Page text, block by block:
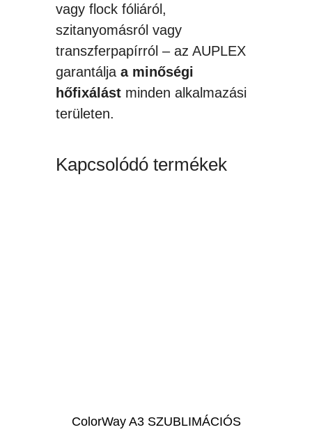
vagy flock fóliáról,
szitanyomásról vagy
transzferpapírról – az AUPLEX
garantálja a minőségi
hőfixálást minden alkalmazási
területen.
Kapcsolódó termékek
ColorWay A3 SZUBLIMÁCIÓS